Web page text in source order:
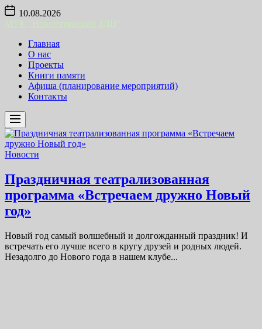
Skip
content
10.08.2026
Главная
О нас
Проекты
Книги памяти
Афиша (планирование мероприятий)
Контакты
Новости
Праздничная театрализованная
программа «Встречаем дружно Новый
год»
Новый год самый волшебный и долгожданный праздник! И
встречать его лучше всего в кругу друзей и родных людей.
Незадолго до Нового года в нашем клубе...